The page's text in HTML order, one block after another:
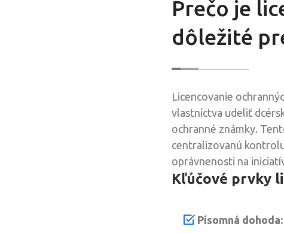
Prečo je
dôležité
Licencovanie
vlastníctva udeliť
ochranné známky.
centralizovanú
oprávnenosti na
Kľúčové prvky
Písomná dohoda: